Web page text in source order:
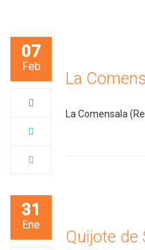
07
Feb
La
La Comensala
31
Ene
Quijote de